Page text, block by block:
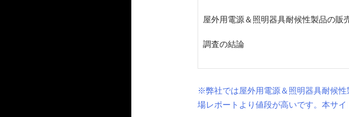
屋外用電源＆照明器具耐候性製品の販
調査の結論
※弊社では屋外用電源＆照明器具耐候
場レポートより値段が高いです。本サ